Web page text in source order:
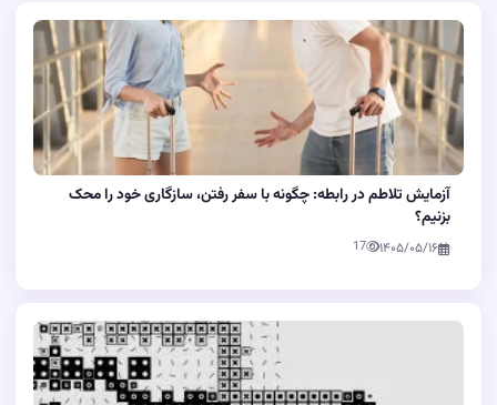
آزمایش تلاطم در رابطه: چگونه با سفر رفتن، سازگاری خود را محک
بزنیم؟
۱۴۰۵/۰۵/۱۶ 17